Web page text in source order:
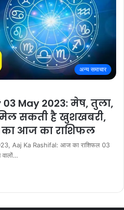
अन्य समाचार
May 2023: मेष, तुला,
सकती है खुशखबरी,
का आज का राशिफल
Aaj Ka Rashifal: आज का राशिफल 03